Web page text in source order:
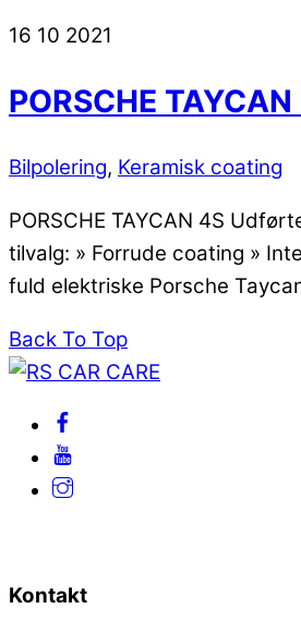
16 10 2021
PORSCHE
Bilpolering, Keramisk coating
PORSCHE TAYCAN 4S
tilvalg: » Forrude coating »
fuld elektriske Porsche
Back To Top
Kontakt